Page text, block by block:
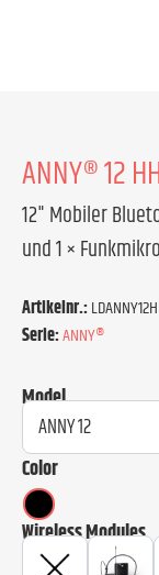
ANNY® 12
12" Mobiler
und 1 ×
Artikelnr.:
Serie:ANNY®
Model
Color
Wireless Modules